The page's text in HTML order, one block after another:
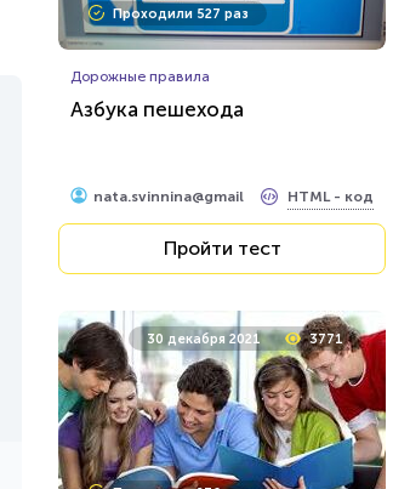
Проходили 527 раз
Дорожные правила
Азбука пешехода
nata.svinnina@gmail HTML - код
Пройти тест
30 декабря 2021 3771